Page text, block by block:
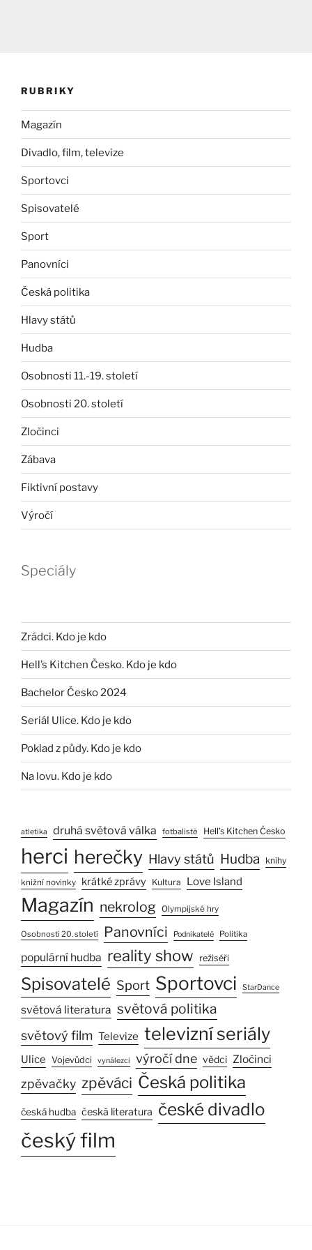
RUBRIKY
Magazín
Divadlo, film, televize
Sportovci
Spisovatelé
Sport
Panovníci
Česká politika
Hlavy států
Hudba
Osobnosti 11.-19. století
Osobnosti 20. století
Zločinci
Zábava
Fiktivní postavy
Výročí
Speciály
Zrádci. Kdo je kdo
Hell’s Kitchen Česko. Kdo je kdo
Bachelor Česko 2024
Seriál Ulice. Kdo je kdo
Poklad z půdy. Kdo je kdo
Na lovu. Kdo je kdo
atletika druhá světová válka fotbalisté Hell’s Kitchen Česko
herci herečky Hlavy států Hudba knihy
knižní novinky krátké zprávy Kultura Love Island
Magazín nekrolog Olympijské hry
Osobnosti 20. století Panovníci Podnikatelé Politika
populární hudba reality show režiséři
Spisovatelé Sport Sportovci StarDance
světová literatura světová politika
světový film Televize televizní seriály
Ulice Vojevůdci vynálezci výročí dne vědci Zločinci
zpěvačky zpěváci Česká politika
česká hudba česká literatura české divadlo
český film